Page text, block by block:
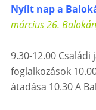
Nyílt nap a
március 26.
9.30-12.00 Családi
foglalkozások
átadása 10.30 A